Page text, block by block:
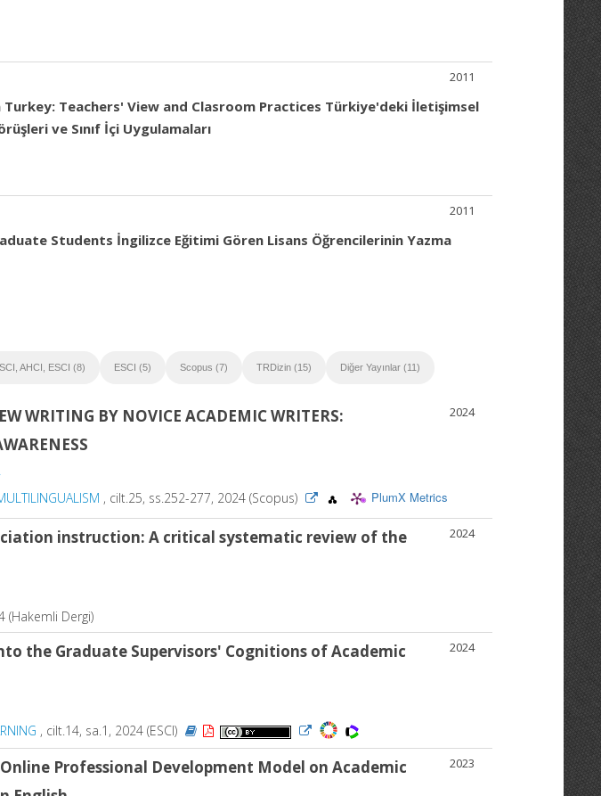
2011
Teachers' View and Clasroom Practices Türkiye'deki İletişimsel
ve Sınıf İçi Uygulamaları
2011
Students İngilizce Eğitimi Gören Lisans Öğrencilerinin Yazma
AHCI, ESCI (8) ESCI (5) Scopus (7) TRDizin (15) Diğer Yayınlar (11)
2024
WRITING BY NOVICE ACADEMIC WRITERS:
, cilt.25, ss.252-277, 2024 (Scopus) PlumX Metrics
2024
instruction: A critical systematic review of the
(Hakemli Dergi)
2024
the Graduate Supervisors' Cognitions of Academic
, cilt.14, sa.1, 2024 (ESCI)
2023
Professional Development Model on Academic